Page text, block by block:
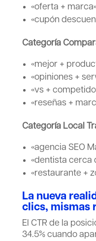
«oferta +
«cupón
Categoría
«mejor +
«opiniones +
«vs +
«reseñas +
Categoría Local
«agencia SEO
«dentista cerca
«restaurante +
La nueva
clics, mismas
El CTR de la
34.5% cuando